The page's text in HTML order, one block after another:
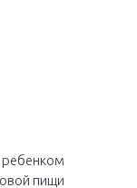
ребенком
пищи